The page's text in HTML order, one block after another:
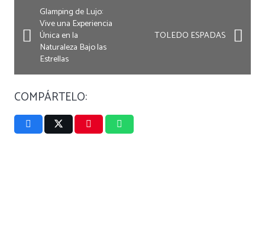
Glamping de Lujo:
Vive una Experiencia
Única en la
Naturaleza Bajo las
Estrellas
TOLEDO ESPADAS
COMPÁRTELO: